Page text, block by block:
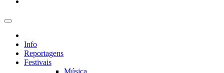
Info
Reportagens
Festivais
Música